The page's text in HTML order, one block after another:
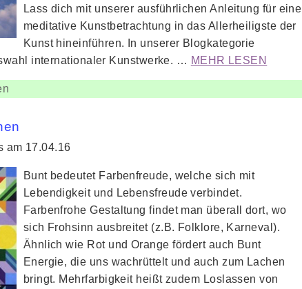
Lass dich mit unserer ausführlichen Anleitung für eine
meditative Kunstbetrachtung in das Allerheiligste der
Kunst hineinführen. In unserer Blogkategorie
internationaler Kunstwerke. … MEHR LESEN
am 17.04.16
Bunt bedeutet Farbenfreude, welche sich mit
Lebendigkeit und Lebensfreude verbindet.
Farbenfrohe Gestaltung findet man überall dort, wo
sich Frohsinn ausbreitet (z.B. Folklore, Karneval).
Ähnlich wie Rot und Orange fördert auch Bunt
Energie, die uns wachrüttelt und auch zum Lachen
bringt. Mehrfarbigkeit heißt zudem Loslassen von